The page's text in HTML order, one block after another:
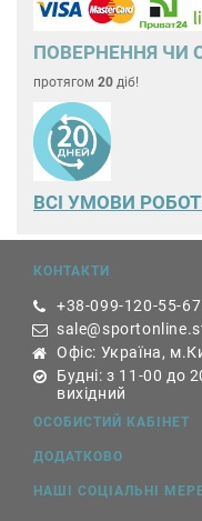
ПОВЕРНЕННЯ ЧИ
протягом 20 діб!
ВСІ УМОВИ
КОНТАКТИ
+38-099-120-55-67
Офіс: Україна,
Будні: з 11-00 до
вихідний
ОСОБИСТИЙ КАБІНЕТ
ДОДАТКОВО
НАШІ СОЦІАЛЬНІ